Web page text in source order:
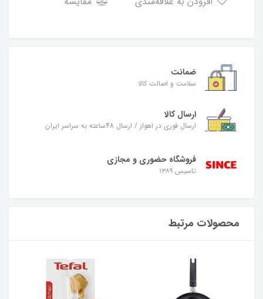
ضمانت
سلامت و اصالت کالا
ارسال کالا
ارسال فوری در اهواز / ارسال 48ساعته به سراسر ایران
فروشگاه حضوری و مجازی
تاسیس ۱۳۸۹
محصولات مرتبط